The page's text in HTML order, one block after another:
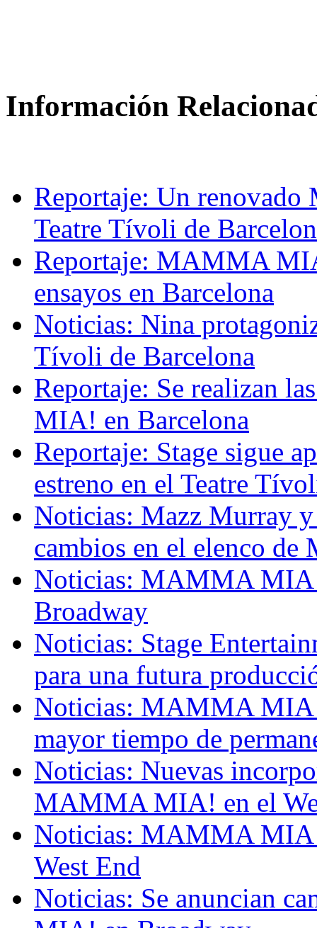
Información
Reportaje: Un
Teatre Tívoli de
Reportaje: MAMMA
ensayos en Barcelona
Noticias: Nina
Tívoli de Barcelona
Reportaje: Se realizan
MIA! en Barcelona
Reportaje: Stage sigue
estreno en el Teatre
Noticias: Mazz Murray
cambios en el elenco
Noticias: MAMMA MIA!
Broadway
Noticias: Stage
para una futura
Noticias: MAMMA MIA!
mayor tiempo de
Noticias: Nuevas
MAMMA MIA! en el
Noticias: MAMMA MIA!
West End
Noticias: Se anuncian